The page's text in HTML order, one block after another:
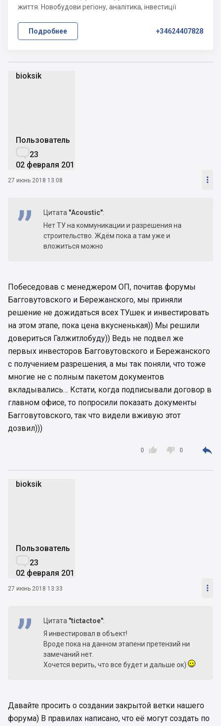
bioksik
Пользователь
23
02 февраля 2015
27 июнь 2018 13:08 
Цитата "Acoustic":
Нет ТУ на коммуникации и разрешения на
строительство. Ждём пока а там уже и
вложиться можно
Побеседовав с менеджером ОП, почитав форумы
Багговутовского и Бережанского, мы приняли
решение не дожидаться всех ТУшек и инвестировать
на этом этапе, пока цена вкусненькая)) Мы решили
довериться Галжитлобуду)) Ведь не подвел же
первых инвесторов Багговутовского и Бережанского
с получением разрешения, а мы так поняли, что тоже
многие не с полным пакетом документов
вкладывались… Кстати, когда подписывали договор в
главном офисе, то попросили показать документы
Багговутовского, так что видели вживую этот
дозвил)))

0  0 
bioksik
Пользователь
23
02 февраля 2015
27 июнь 2018 13:33 
Цитата "tictactoe":
Я инвестировал в объект!
Вроде пока на данном этапени претензий ни
замечаний нет.
Хочется верить, что все будет и дальше ок)
Давайте просить о создании закрытой ветки нашего
форума) В правилах написано, что её могут создать по
життя. Новобудови регіону, аналітика, інвестиції
Подробнее +34624407828